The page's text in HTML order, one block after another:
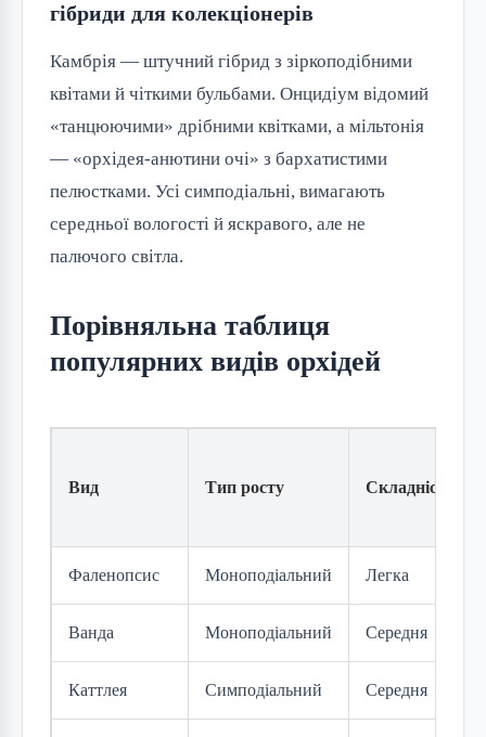
гібриди для колекціонерів
Камбрія — штучний гібрид з зіркоподібними
квітами й чіткими бульбами. Онцидіум відомий
«танцюючими» дрібними квітками, а мільтонія
— «орхідея-анютини очі» з бархатистими
пелюстками. Усі симподіальні, вимагають
середньої вологості й яскравого, але не
палючого світла.
Порівняльна таблиця
популярних видів орхідей
Вид Тип росту Складність
Фаленопсис Моноподіальний Легка
Ванда Моноподіальний Середня
Каттлея Симподіальний Середня